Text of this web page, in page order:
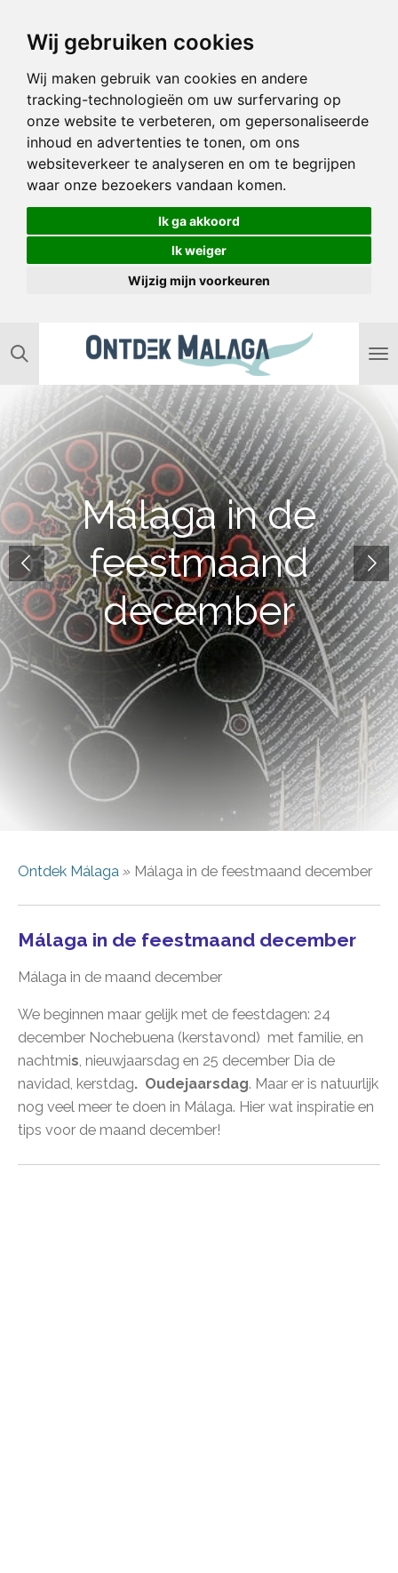
Wij gebruiken cookies
Wij maken gebruik van cookies en andere
tracking-technologieën om uw surfervaring op
onze website te verbeteren, om gepersonaliseerde
inhoud en advertenties te tonen, om ons
websiteverkeer te analyseren en om te begrijpen
waar onze bezoekers vandaan komen.
Ik ga akkoord
Ik weiger
Wijzig mijn voorkeuren
direct
hoofdinhoud
Málaga in de
feestmaand
december
Ontdek Málaga » Málaga in de feestmaand december
Málaga in de feestmaand december
Málaga in de maand december
We beginnen maar gelijk met de feestdagen: 24
december Nochebuena (kerstavond) met familie, en
nachtmis, nieuwjaarsdag en 25 december Dia de
navidad, kerstdag. Oudejaarsdag. Maar er is natuurlijk
nog veel meer te doen in Málaga. Hier wat inspiratie en
tips voor de maand december!